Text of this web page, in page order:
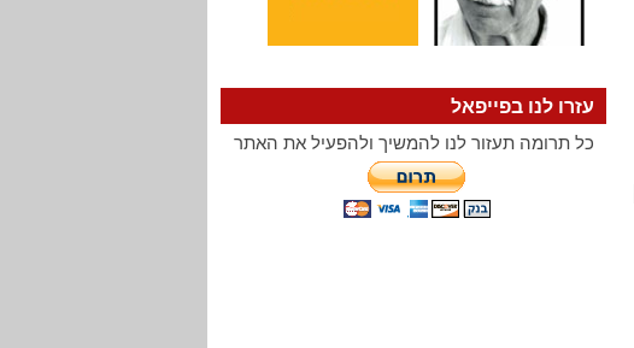
עזרו לנו בפייפאל
כל תרומה תעזור לנו להמשיך ולהפעיל את האתר